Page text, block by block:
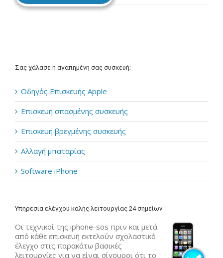
Σας χάλασε η αγαπημένη σας συσκευή;
Οδηγός Επισκευής Apple
Επισκευή σπασμένης συσκευής
Επισκευή βρεγμένης συσκευής
Αλλαγή μπαταρίας
Software iPhone
Υπηρεσία ελέγχου καλής λειτουργίας 24 σημείων
Οι τεχνικοί της iphone-sos πριν και μετά
από κάθε επισκευή εκτελούν σχολαστικό
έλεγχο στις παρακάτω βασικές
λειτουργίες για να είναι σίγουροι ότι το